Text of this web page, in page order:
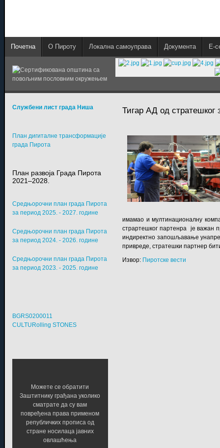
Почетна О Пироту Локална самоуправа Документа E-
Тигар АД од стратешког
имамао и мултинационалну
страртешког партенра је важан
индиректно запошљавање
привреде, стратешки партнер
Извор: Пиротске вести
Службени лист града Ниша
План дигиталне трансформације
града Пирота
План развоја Града Пирота
2021–2028.
Средњорочни план града Пирота
за период 2025. - 2027. године
Средњорочни план града Пирота
за период 2024. - 2026. године
Средњорочни план града Пирота
за период 2023. - 2025. године
BGRS0200011
CULTURolling STONES
Можете се обратити
Заштитнику грађана уколико
сматрате да су вам
повређена права применом
републичких прописа од
стране носилаца јавних
овлашћења